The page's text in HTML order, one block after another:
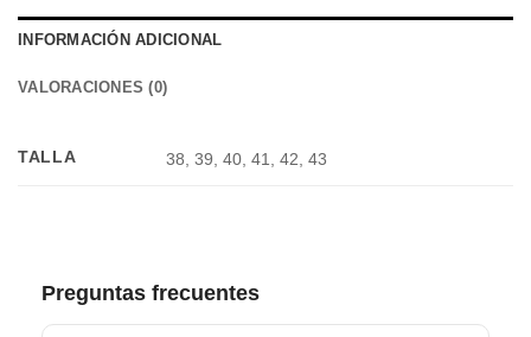
INFORMACIÓN ADICIONAL
VALORACIONES (0)
TALLA 38, 39, 40, 41, 42, 43
Preguntas frecuentes